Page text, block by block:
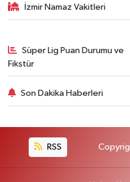
İzmir Namaz Vakitleri
Süper Lig Puan Durumu ve
Fikstür
Son Dakika Haberleri
RSS